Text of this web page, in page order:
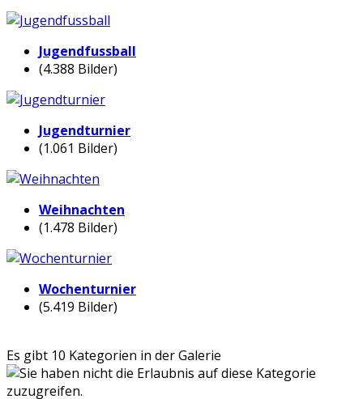
Jugendfussball
(4.388 Bilder)
Jugendturnier
(1.061 Bilder)
Weihnachten
(1.478 Bilder)
Wochenturnier
(5.419 Bilder)
Es gibt 10 Kategorien in der Galerie